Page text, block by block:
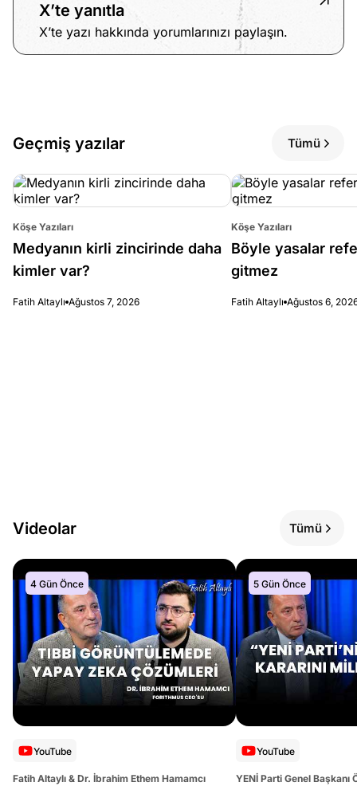
X’te yanıtla
X’te yazı hakkında yorumlarınızı paylaşın.
Geçmiş yazılar Tümü
Köşe Yazıları
Medyanın kirli zincirinde daha
kimler var?
Fatih Altaylı Ağustos 7, 2026
Köşe Yazıları
Böyle yasalar
gitmez
Fatih Altaylı Ağustos 6,
Videolar Tümü
4 Gün Önce
YouTube
Fatih Altaylı & Dr. İbrahim Ethem Hamamcı
5 Gün Önce
YouTube
YENİ Parti Genel Başkanı